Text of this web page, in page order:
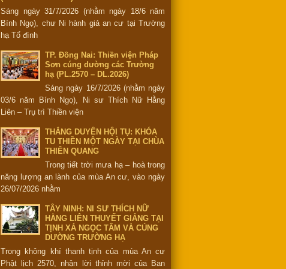
Sáng ngày 31/7/2026 (nhằm ngày 18/6 năm
Bính Ngọ), chư Ni hành giả an cư tại Trường
hạ Tổ đình
TP. Đồng Nai: Thiền viện Pháp
Sơn cúng dường các Trường
hạ (PL.2570 – DL.2026)
Sáng ngày 16/7/2026 (nhằm ngày
03/6 năm Bính Ngọ), Ni sư Thích Nữ Hằng
Liên – Trụ trì Thiền viện
THẮNG DUYÊN HỘI TỤ: KHÓA
TU THIỀN MỘT NGÀY TẠI CHÙA
THIÊN QUANG
Trong tiết trời mưa hạ – hoà trong
năng lượng an lành của mùa An cư, vào ngày
26/07/2026 nhằm
TÂY NINH: NI SƯ THÍCH NỮ
HẰNG LIÊN THUYẾT GIẢNG TẠI
TỊNH XÁ NGỌC TÂM VÀ CÚNG
DƯỜNG TRƯỜNG HẠ
Trong không khí thanh tịnh của mùa An cư
Phật lịch 2570, nhận lời thỉnh mời của Ban